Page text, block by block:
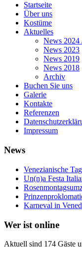
Startseite
Über uns
Kostüme
Aktuelles
News 2024
News 2023
News 2019
News 2018
Archiv
Buchen Sie uns
Galerie
Kontakte
Referenzen
Impressum
News
Venezianische
Un(n)a Festa
Karneval in
Wer ist online
Aktuell sind 174 Gäste